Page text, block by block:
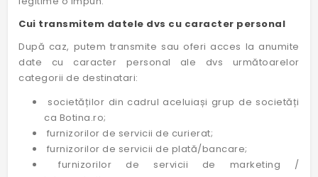
Cui transmitem datele dvs cu caracter personal
După caz, putem transmite sau oferi acces la anumite
date cu caracter personal ale dvs următoarelor
categorii de destinatari:
societăților din cadrul aceluiași grup de societăți
ca Botina.ro;
furnizorilor de servicii de curierat;
furnizorilor de servicii de plată/bancare;
furnizorilor de servicii de marketing /